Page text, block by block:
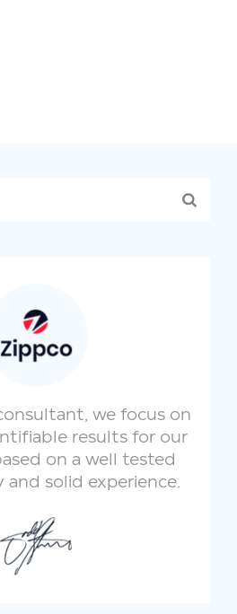
we focus on
results for our
on a well tested
solid experience.